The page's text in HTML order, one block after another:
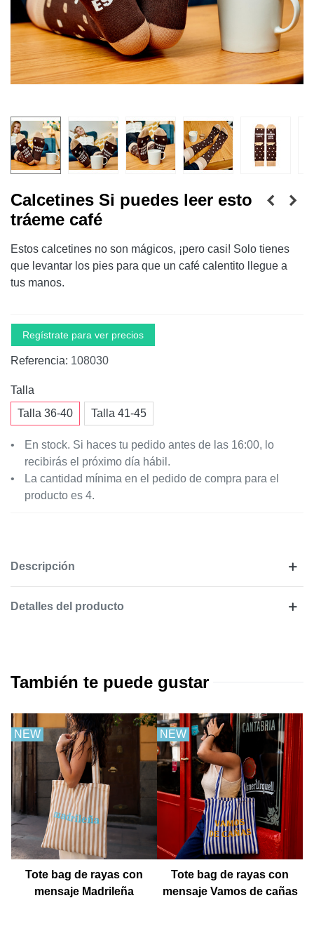
Calcetines Si puedes leer esto
tráeme café
Estos calcetines no son mágicos, ¡pero casi! Solo tienes
que levantar los pies para que un café calentito llegue a
tus manos.
Regístrate para ver precios
Referencia: 108030
Talla
Talla 36-40
Talla 41-45
En stock. Si haces tu pedido antes de las 16:00, lo
recibirás el próximo día hábil.
La cantidad mínima en el pedido de compra para el
producto es 4.
Descripción
Detalles del producto
También te puede gustar
NEW
Tote bag de rayas con
mensaje Madrileña
NEW
Tote bag de rayas con
mensaje Vamos de cañas